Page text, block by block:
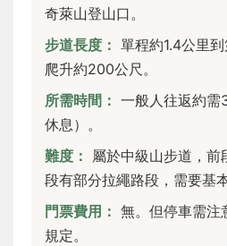
奇萊山登山口。
步道長度： 單程約1.4公里
爬升約200公尺。
所需時間： 一般人往返約需
休息）。
難度： 屬於中級山步道，前
段有部分拉繩路段，需要基
門票費用： 無。但停車需注
規定。